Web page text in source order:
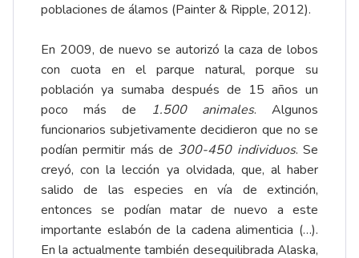
poblaciones de álamos (Painter & Ripple, 2012).
En 2009, de nuevo se autorizó la caza de lobos
con cuota en el parque natural, porque su
población ya sumaba después de 15 años un
poco más de 1.500 animales. Algunos
funcionarios subjetivamente decidieron que no se
podían permitir más de 300-450 individuos. Se
creyó, con la lección ya olvidada, que, al haber
salido de las especies en vía de extinción,
entonces se podían matar de nuevo a este
importante eslabón de la cadena alimenticia (…).
En la actualmente también desequilibrada Alaska,